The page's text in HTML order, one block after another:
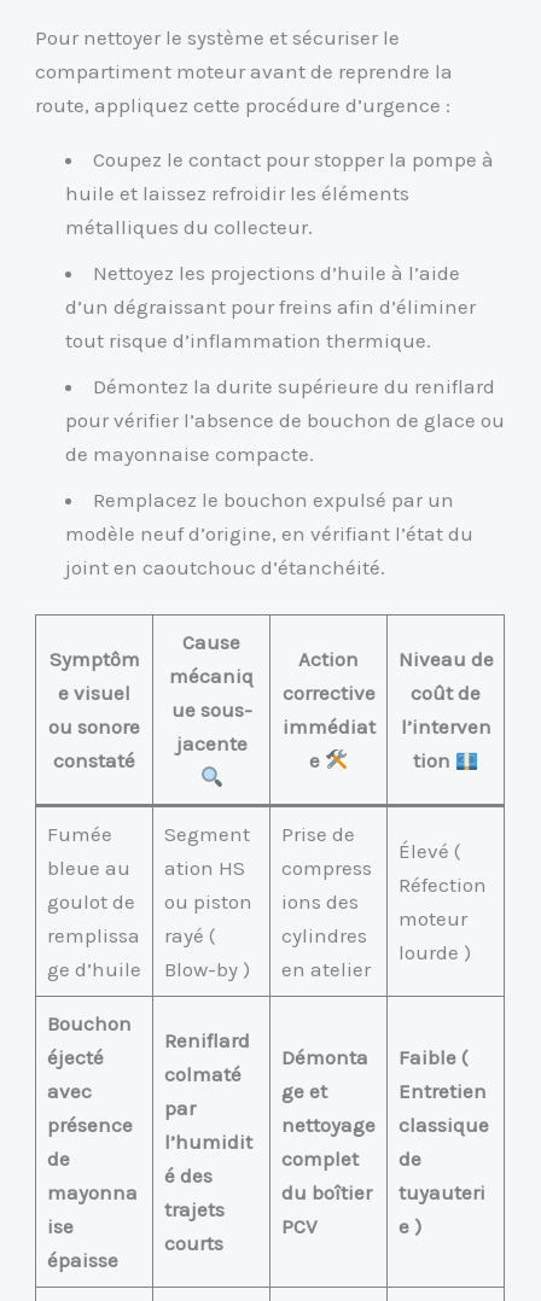
Pour nettoyer le système et sécuriser le
compartiment moteur avant de reprendre la
route, appliquez cette procédure d’urgence :
Coupez le contact pour stopper la pompe à
huile et laissez refroidir les éléments
métalliques du collecteur.
Nettoyez les projections d’huile à l’aide
d’un dégraissant pour freins afin d’éliminer
tout risque d’inflammation thermique.
Démontez la durite supérieure du reniflard
pour vérifier l’absence de bouchon de glace ou
de mayonnaise compacte.
Remplacez le bouchon expulsé par un
modèle neuf d’origine, en vérifiant l’état du
joint en caoutchouc d’étanchéité.
Symptôm
e visuel
ou sonore
constaté
Cause
mécaniq
ue sous-
jacente
Action
corrective
immédiat
e
Niveau de
coût de
l’interven
tion
Fumée
bleue au
goulot de
remplissa
ge d’huile
Segment
ation HS
ou piston
rayé (
Blow-by )
Prise de
compress
ions des
cylindres
en atelier
Élevé (
Réfection
moteur
lourde )
Bouchon
éjecté
avec
présence
de
mayonna
ise
épaisse
Reniflard
colmaté
par
l’humidit
é des
trajets
courts
Démonta
ge et
nettoyage
complet
du boîtier
PCV
Faible (
Entretien
classique
de
tuyauteri
e )